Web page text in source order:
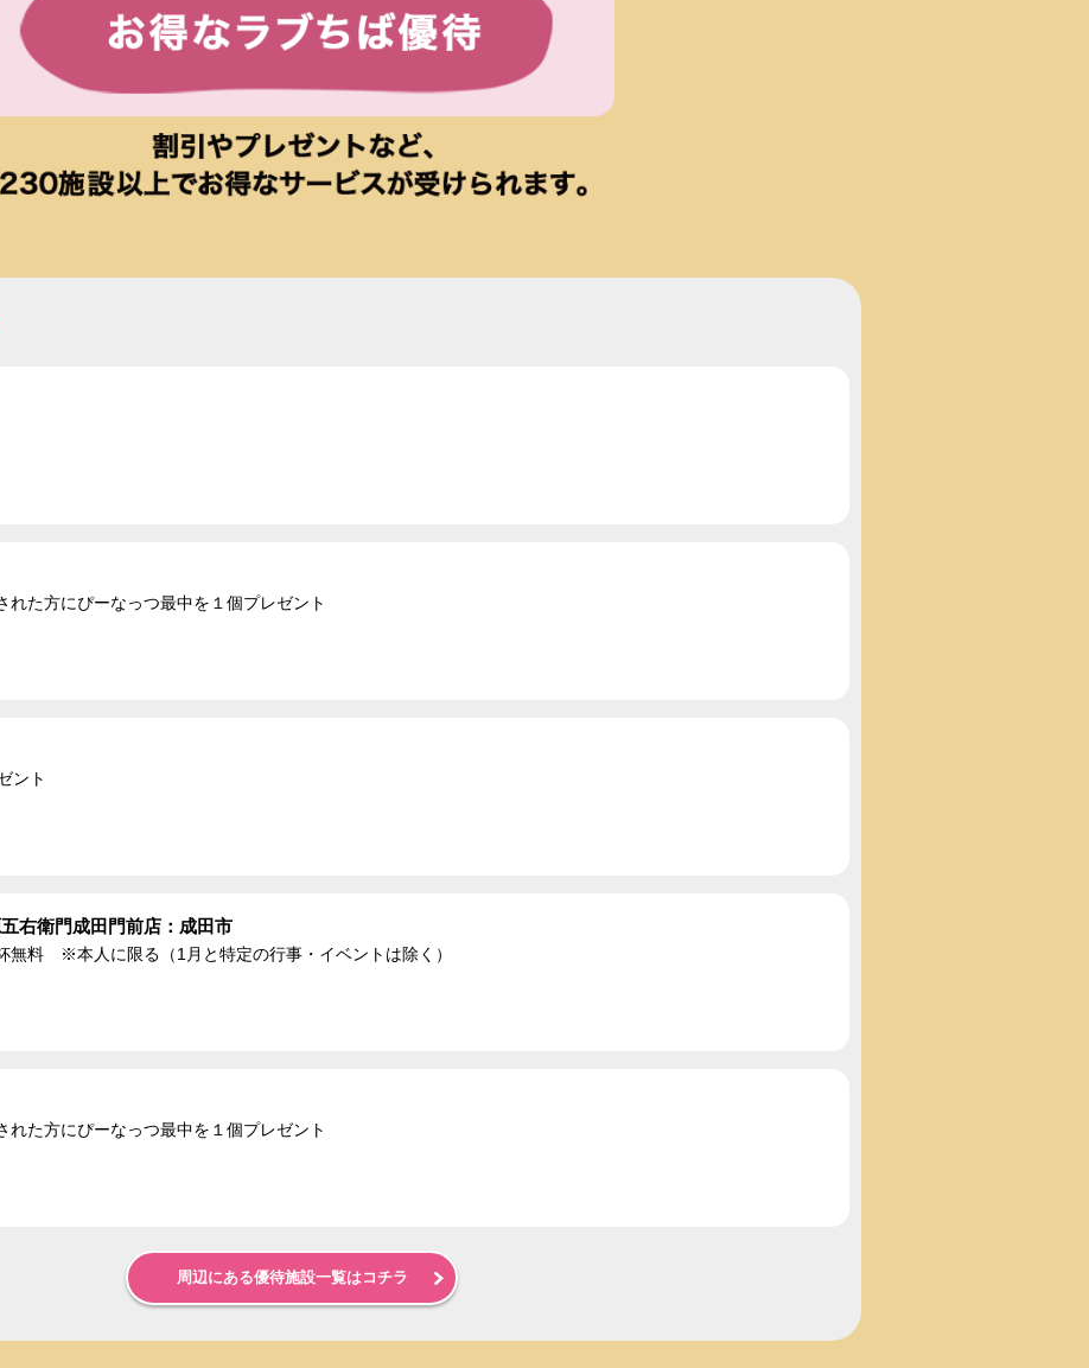
れた方にぴーなっつ最中を１個プレゼント
ント
衛門成田門前店：成田市
無料 ※本人に限る（1月と特定の行事・イベントは除く）
れた方にぴーなっつ最中を１個プレゼント
周辺にある優待施設一覧はコチラ